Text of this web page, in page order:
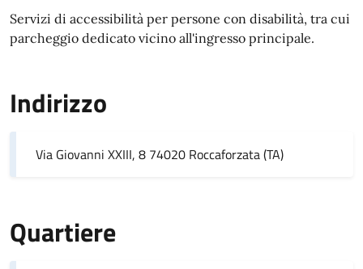
Servizi di accessibilità per persone con disabilità, tra cui
parcheggio dedicato vicino all'ingresso principale.
Indirizzo
Via Giovanni XXIII, 8 74020 Roccaforzata (TA)
Quartiere